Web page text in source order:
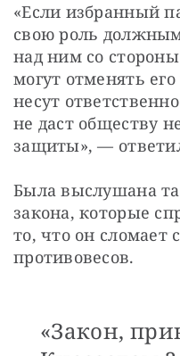
«Если избранный
свою роль
над ним со
могут отменять
несут
не даст обществу
защиты», —
Была выслушана
закона, которые
то, что он сломает
противовесов.
«Закон,